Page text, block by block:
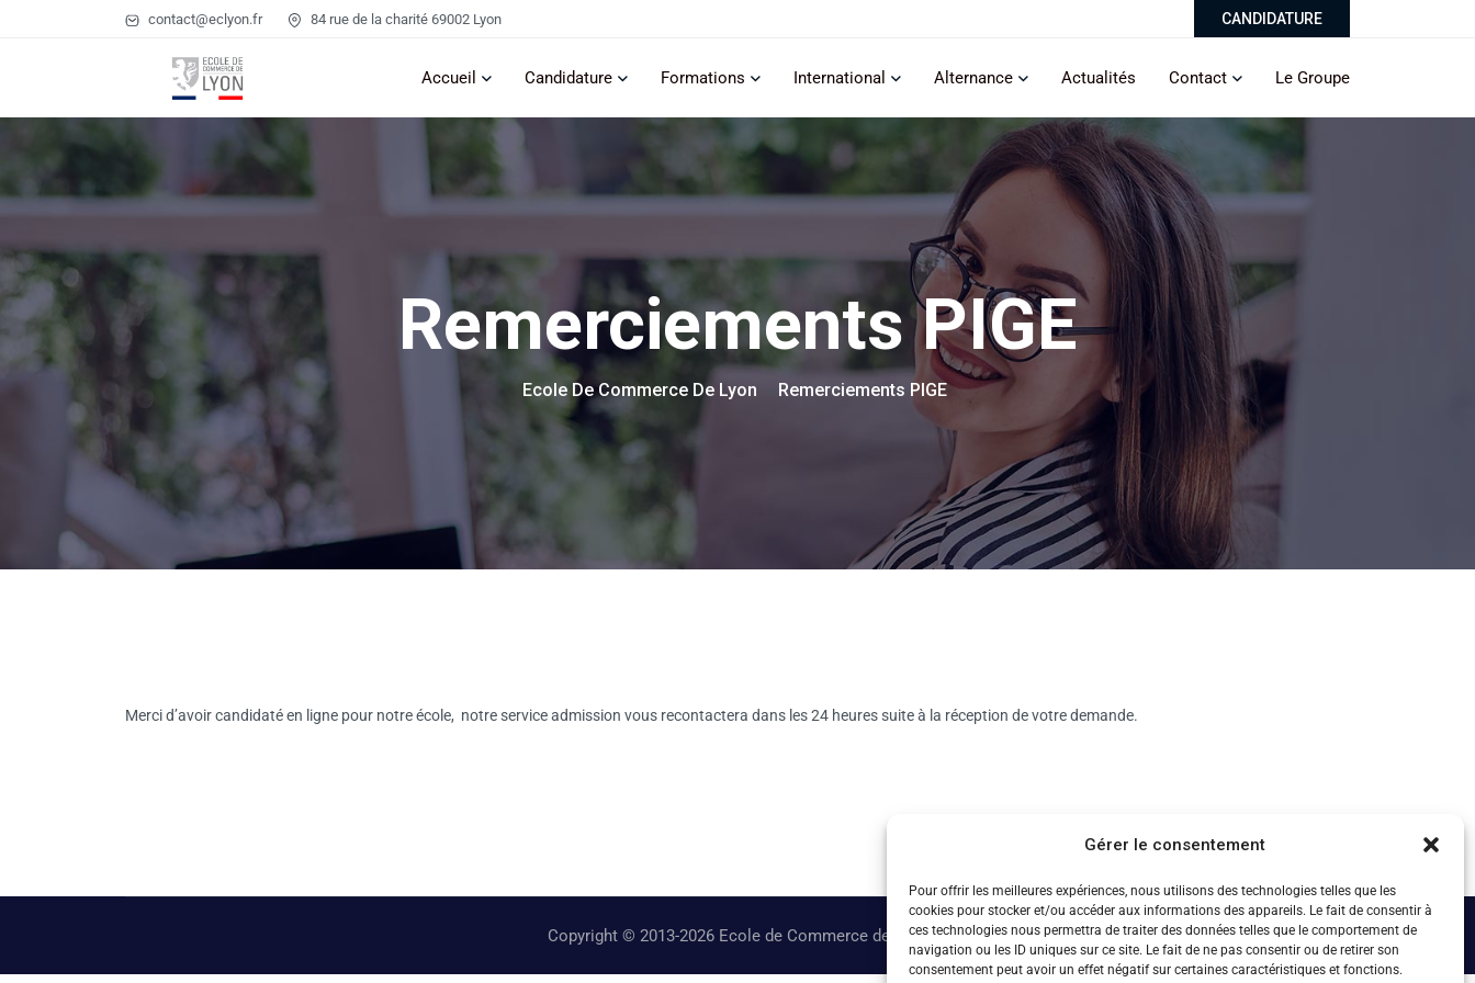
Gérer le consentement
Pour offrir les meilleures expériences, nous utilisons des technologies telles que les
cookies pour stocker et/ou accéder aux informations des appareils. Le fait de consentir à
ces technologies nous permettra de traiter des données telles que le comportement de
navigation ou les ID uniques sur ce site. Le fait de ne pas consentir ou de retirer son
consentement peut avoir un effet négatif sur certaines caractéristiques et fonctions.
contact@eclyon.fr 84 rue de la charité 69002 Lyon CANDIDATURE
Accueil Candidature Formations International Alternance Actualités Contact Le Groupe
Remerciements PIGE
Ecole De Commerce De Lyon Remerciements PIGE
Merci d’avoir candidaté en ligne pour notre école, notre service admission vous recontactera dans les 24 heures suite à la réception de votre demande.
Copyright © 2013-2026 Ecole de Commerce de Lyon